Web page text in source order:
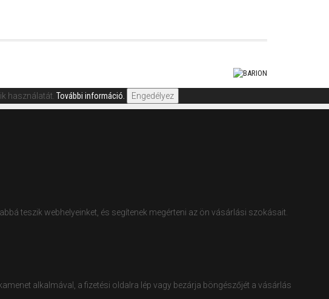
használatát. További információ. Engedélyez
teszik webhelyeinket, és segítenek megérteni az ön vásárlási szokásait.
alkalmával, a fizetési oldalra lép vagy bezárja böngészőjét a vásárlás